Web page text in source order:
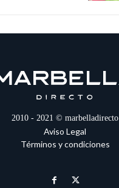
2010 - 2021 © marbelladirecto
Aviso Legal
Términos y condiciones